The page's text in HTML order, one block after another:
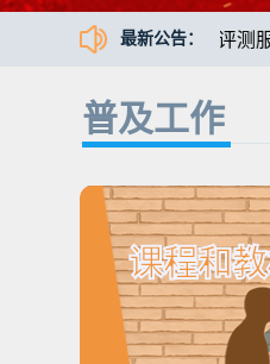
最新公告：
年人工智能教育等级评测服务
普及工作
课程和